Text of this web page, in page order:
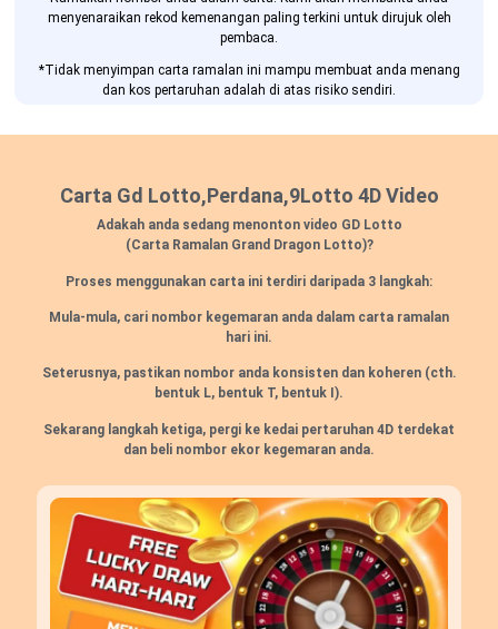
menyenaraikan rekod kemenangan paling terkini untuk dirujuk oleh
pembaca.
*Tidak menyimpan carta ramalan ini mampu membuat anda menang
dan kos pertaruhan adalah di atas risiko sendiri.
Carta Gd Lotto,Perdana,9Lotto 4D Video
Adakah anda sedang menonton video GD Lotto
(Carta Ramalan Grand Dragon Lotto)?
Proses menggunakan carta ini terdiri daripada 3 langkah:
Mula-mula, cari nombor kegemaran anda dalam carta ramalan
hari ini.
Seterusnya, pastikan nombor anda konsisten dan koheren (cth.
bentuk L, bentuk T, bentuk I).
Sekarang langkah ketiga, pergi ke kedai pertaruhan 4D terdekat
dan beli nombor ekor kegemaran anda.